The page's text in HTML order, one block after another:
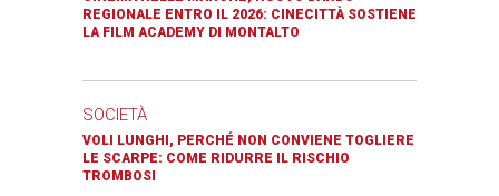
REGIONALE ENTRO IL 2026: CINECITTÀ SOSTIENE
LA FILM ACADEMY DI MONTALTO
SOCIETÀ
VOLI LUNGHI, PERCHÉ NON CONVIENE TOGLIERE
LE SCARPE: COME RIDURRE IL RISCHIO
TROMBOSI